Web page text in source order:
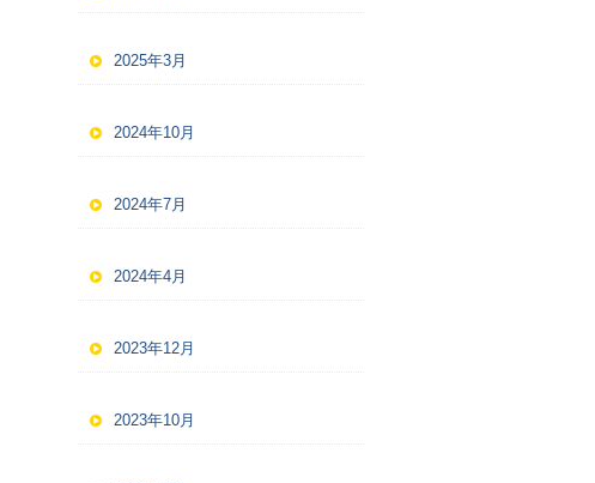
2025年3月
2024年10月
2024年7月
2024年4月
2023年12月
2023年10月